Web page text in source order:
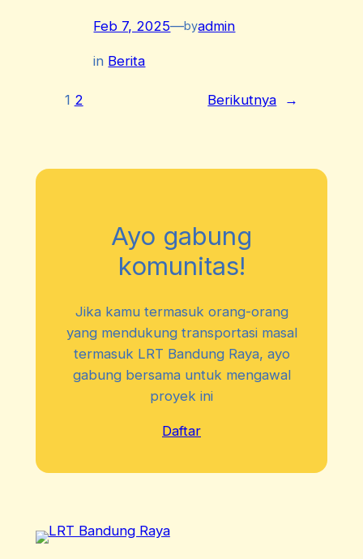
Feb 7, 2025—byadmin
in Berita
1 2 Berikutnya →
Ayo gabung
komunitas!
Jika kamu termasuk orang-orang
yang mendukung transportasi masal
termasuk LRT Bandung Raya, ayo
gabung bersama untuk mengawal
proyek ini
Daftar